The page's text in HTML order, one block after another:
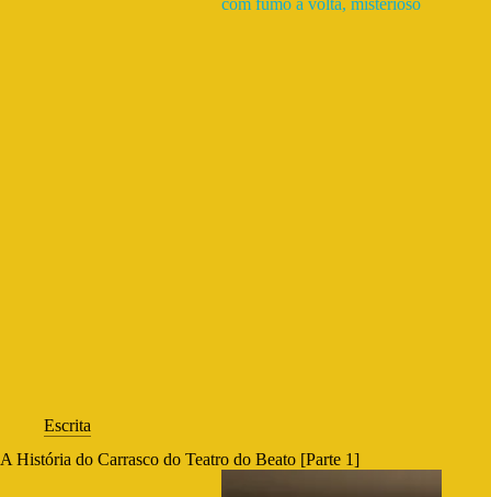
Escrita
A História do Carrasco do Teatro do Beato [Parte 1]